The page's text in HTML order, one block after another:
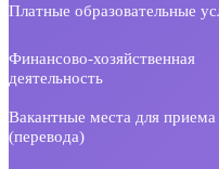
Платные образовательные
Финансово-хозяйственная
деятельность
Вакантные места для приема
(перевода)